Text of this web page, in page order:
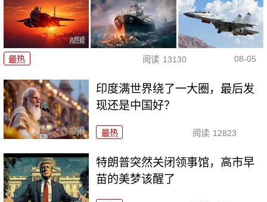
最热 阅读 13130 08-05
印度满世界绕了一大圈，最后发
现还是中国好？
最热 阅读 12823
特朗普突然关闭领事馆，高市早
苗的美梦该醒了